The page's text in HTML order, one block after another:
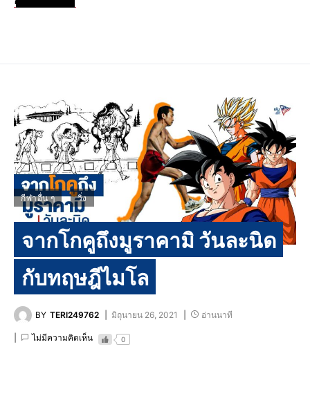
กีฬาอื่น ๆ วิ่ง
จากโกคูถึงมูราคามิ วันละนิด
กับทฤษฎีไมโล
BY TERI249762 มิถุนายน 26, 2021 อ่านนาที
ไม่มีความคิดเห็น 0